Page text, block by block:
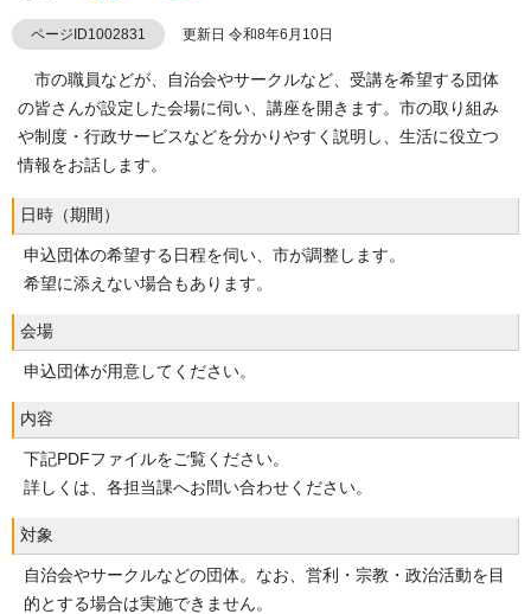
ページID1002831 更新日 令和8年6月10日
市の職員などが、自治会やサークルなど、受講を希望する団体
の皆さんが設定した会場に伺い、講座を開きます。市の取り組み
や制度・行政サービスなどを分かりやすく説明し、生活に役立つ
情報をお話します。
日時（期間）
申込団体の希望する日程を伺い、市が調整します。
希望に添えない場合もあります。
会場
申込団体が用意してください。
内容
下記PDFファイルをご覧ください。
詳しくは、各担当課へお問い合わせください。
対象
自治会やサークルなどの団体。なお、営利・宗教・政治活動を目
的とする場合は実施できません。